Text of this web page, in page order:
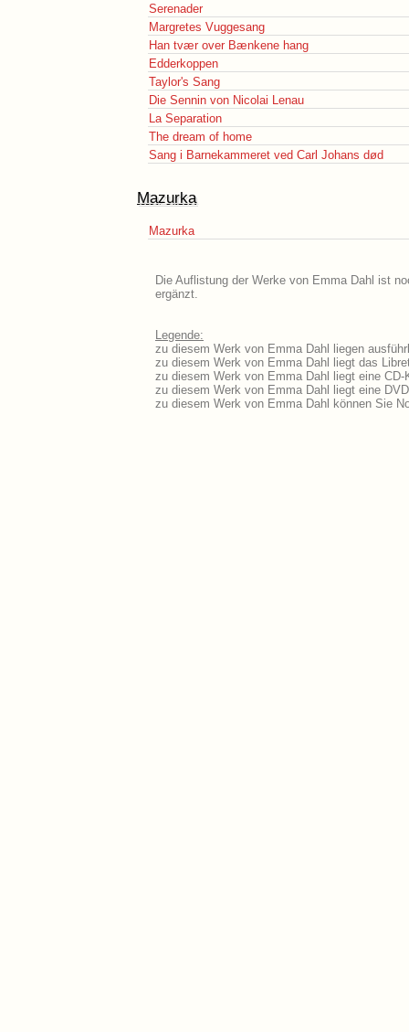
Serenader
Margretes Vuggesang
Han tvær over Bænkene hang
Edderkoppen
Taylor's Sang
Die Sennin von Nicolai Lenau
La Separation
The dream of home
Sang i Barnekammeret ved Carl Johans død
Mazurka
Mazurka
Die Auflistung der Werke von Emma Dahl ist
ergänzt.
Legende:
zu diesem Werk von Emma Dahl liegen
zu diesem Werk von Emma Dahl liegt das
zu diesem Werk von Emma Dahl liegt eine CD-
zu diesem Werk von Emma Dahl liegt eine
zu diesem Werk von Emma Dahl können Sie